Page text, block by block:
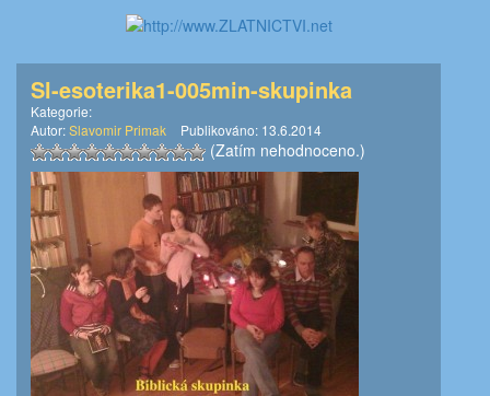
Sl-esoterika1-005min-skupinka
Kategorie:
Autor:Slavomir Primak Publikováno: 13.6.2014
(Zatím nehodnoceno.)